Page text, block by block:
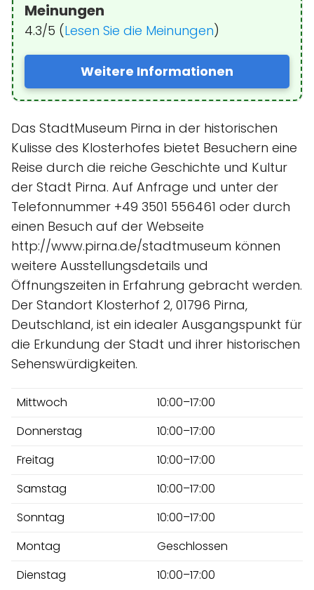
Meinungen
4.3/5 (Lesen Sie die Meinungen)
Weitere Informationen
Das StadtMuseum Pirna in der historischen
Kulisse des Klosterhofes bietet Besuchern eine
Reise durch die reiche Geschichte und Kultur
der Stadt Pirna. Auf Anfrage und unter der
Telefonnummer +49 3501 556461 oder durch
einen Besuch auf der Webseite
http://www.pirna.de/stadtmuseum können
weitere Ausstellungsdetails und
Öffnungszeiten in Erfahrung gebracht werden.
Der Standort Klosterhof 2, 01796 Pirna,
Deutschland, ist ein idealer Ausgangspunkt für
die Erkundung der Stadt und ihrer historischen
Sehenswürdigkeiten.
Mittwoch
10:00–17:00
Donnerstag
10:00–17:00
Freitag
10:00–17:00
Samstag
10:00–17:00
Sonntag
10:00–17:00
Montag
Geschlossen
Dienstag
10:00–17:00